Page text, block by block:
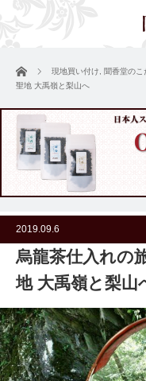
ホーム 現地買い付け 聞香堂のこ
聖地 大禹嶺と梨山へ
2019.09.6
烏龍茶仕入れの
地 大禹嶺と梨山